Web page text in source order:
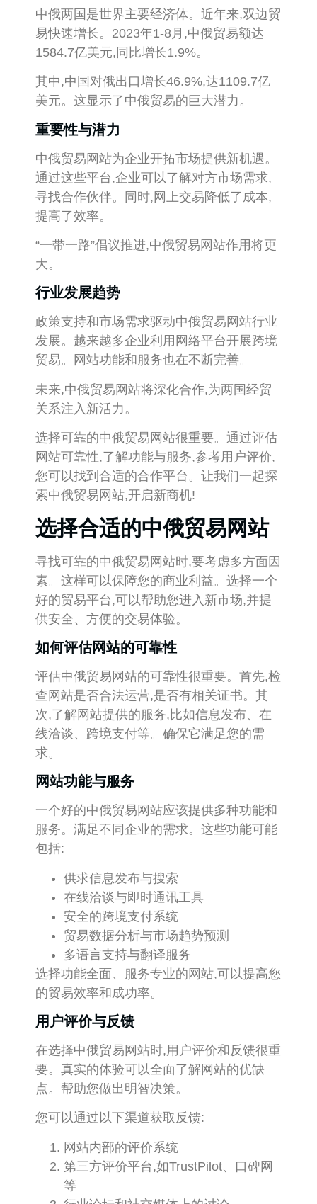
中俄两国是世界主要经济体。近年来,双边贸
易快速增长。2023年1-8月,中俄贸易额达
1584.7亿美元,同比增长1.9%。
其中,中国对俄出口增长46.9%,达1109.7亿
美元。这显示了中俄贸易的巨大潜力。
重要性与潜力
中俄贸易网站为企业开拓市场提供新机遇。
通过这些平台,企业可以了解对方市场需求,
寻找合作伙伴。同时,网上交易降低了成本,
提高了效率。
“一带一路”倡议推进,中俄贸易网站作用将更
大。
行业发展趋势
政策支持和市场需求驱动中俄贸易网站行业
发展。越来越多企业利用网络平台开展跨境
贸易。网站功能和服务也在不断完善。
未来,中俄贸易网站将深化合作,为两国经贸
关系注入新活力。
选择可靠的中俄贸易网站很重要。通过评估
网站可靠性,了解功能与服务,参考用户评价,
您可以找到合适的合作平台。让我们一起探
索中俄贸易网站,开启新商机!
选择合适的中俄贸易网站
寻找可靠的中俄贸易网站时,要考虑多方面因
素。这样可以保障您的商业利益。选择一个
好的贸易平台,可以帮助您进入新市场,并提
供安全、方便的交易体验。
如何评估网站的可靠性
评估中俄贸易网站的可靠性很重要。首先,检
查网站是否合法运营,是否有相关证书。其
次,了解网站提供的服务,比如信息发布、在
线洽谈、跨境支付等。确保它满足您的需
求。
网站功能与服务
一个好的中俄贸易网站应该提供多种功能和
服务。满足不同企业的需求。这些功能可能
包括:
供求信息发布与搜索
在线洽谈与即时通讯工具
安全的跨境支付系统
贸易数据分析与市场趋势预测
多语言支持与翻译服务
选择功能全面、服务专业的网站,可以提高您
的贸易效率和成功率。
用户评价与反馈
在选择中俄贸易网站时,用户评价和反馈很重
要。真实的体验可以全面了解网站的优缺
点。帮助您做出明智决策。
您可以通过以下渠道获取反馈:
网站内部的评价系统
第三方评价平台,如TrustPilot、口碑网
等